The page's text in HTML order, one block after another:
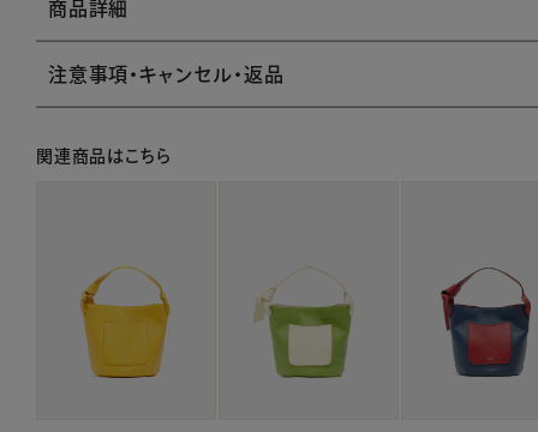
商品詳細
注意事項・キャンセル・返品
関連商品はこちら